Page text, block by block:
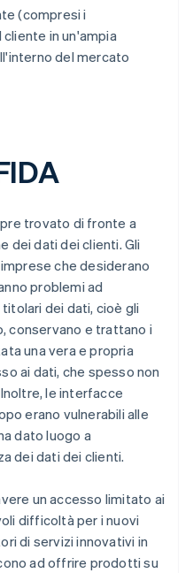
(compresi i
in un'ampia
del mercato
trovato di fronte a
dei dati dei clienti. Gli
che desiderano
problemi ad
dei dati, cioè gli
conservano e trattano i
una vera e propria
ai dati, che spesso non
le interfacce
erano vulnerabili alle
dato luogo a
dei dati dei clienti.
un accesso limitato ai
difficoltà per i nuovi
di servizi innovativi in
ad offrire prodotti su